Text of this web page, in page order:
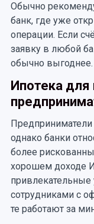
Обычно
банк, где уже
операции. Если
заявку в любой
обычно выгоднее.
Ипотека
Предприниматели
однако банки
более
хорошем доходе
сотрудниками с
те работают за